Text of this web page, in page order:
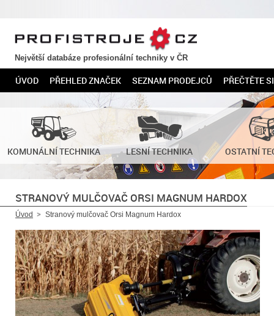
PROFISTROJE.CZ
Největší databáze profesionální techniky v ČR
ÚVOD PŘEHLED ZNAČEK SEZNAM PRODEJCŮ PŘEČTĚTE SI
KOMUNÁLNÍ TECHNIKA LESNÍ TECHNIKA OSTATNÍ
STRANOVÝ MULČOVAČ ORSI MAGNUM HARDOX
Úvod Stranový mulčovač Orsi Magnum Hardox